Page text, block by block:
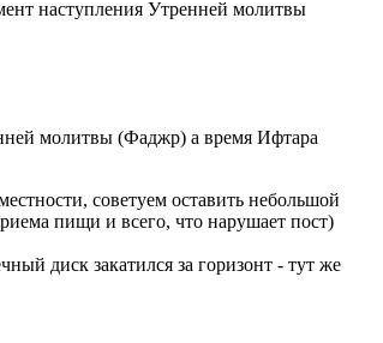
наступления Утренней молитвы
молитвы (Фаджр) а время Ифтара
советуем оставить небольшой
пищи и всего, что нарушает пост)
диск закатился за горизонт - тут же